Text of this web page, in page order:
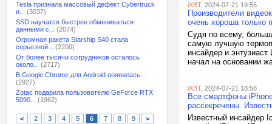
Tesla признала массовый дефект Cybertruck
и...
(3037)
SSD научатся быстрее обмениваться
данными с...
(2074)
Огромная ракета Starship S40 стала
серьезной...
(2200)
От более тысячи сотрудников осталось
около...
(2717)
В Google Chrome для Android появилась...
(2927)
Zotac подарила пользователю GeForce RTX
5090...
(1962)
< 2 3 4 5 6 7 8 9 >
iXBT, 2024-07-21 19:55
Производители
очень хороша только
Судя по всему,
самую лучшую
инсайдер и
начал на основании
iXBT, 2024-07-21 18:58
Все смартфоны
рассекречены.
Известный инсайдер